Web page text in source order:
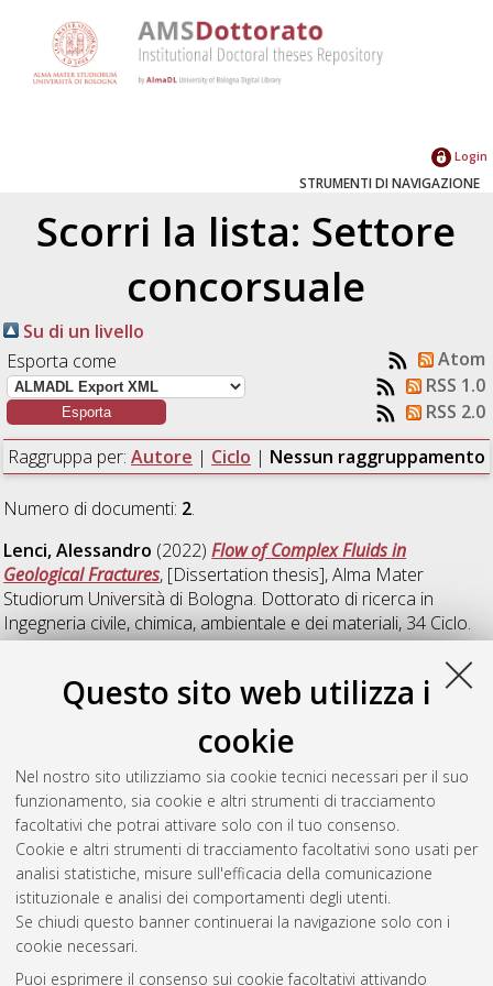
Questo sito web utilizza i
cookie
Nel nostro sito utilizziamo sia cookie tecnici necessari per il suo
funzionamento, sia cookie e altri strumenti di tracciamento
facoltativi che potrai attivare solo con il tuo consenso.
Cookie e altri strumenti di tracciamento facoltativi sono usati per
analisi statistiche, misure sull'efficacia della comunicazione
istituzionale e analisi dei comportamenti degli utenti.
Se chiudi questo banner continuerai la navigazione solo con i
cookie necessari.
Puoi esprimere il consenso sui cookie facoltativi attivando
Login
STRUMENTI DI NAVIGAZIONE
Scorri la lista: Settore
concorsuale
Su di un livello
Esporta come
Atom
RSS 1.0
RSS 2.0
Raggruppa per: Autore | Ciclo | Nessun raggruppamento
Numero di documenti: 2.
Lenci, Alessandro (2022)Flow of Complex Fluids in
Geological Fractures, [Dissertation thesis], Alma Mater
Studiorum Università di Bologna. Dottorato di ricerca in
Ingegneria civile, chimica, ambientale e dei materiali, 34 Ciclo.
DOI 10.48676/unibo/amsdottorato/10124.
Palazzoli, Irene(2022)Anthropogenic and climatic controls on
surface water across the contiguous United States,
[Dissertation thesis], Alma Mater Studiorum Università di
Bologna. Dottorato di ricerca inMonitoraggio e gestione delle
strutture e dell'ambiente - sehm2, 34 Ciclo. DOI
10.48676/unibo/amsdottorato/10199.
Questa lista e' stata generata il Thu Aug 6 20:38:56 2026
Atom